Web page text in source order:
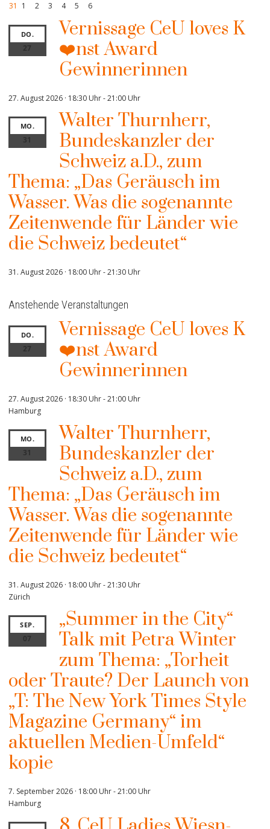
31
1 2 3 4 5 6
DO.
27
Vernissage CeU loves K
❤️nst Award
Gewinnerinnen
27. August 2026 · 18:30 Uhr-21:00 Uhr
MO.
31
Walter Thurnherr,
Bundeskanzler der
Schweiz a.D., zum
Thema: „Das Geräusch im
Wasser. Was die sogenannte
Zeitenwende für Länder wie
die Schweiz bedeutet“
31. August 2026 · 18:00 Uhr-21:30 Uhr
Anstehende Veranstaltungen
DO.
27
Vernissage CeU loves K
❤️nst Award
Gewinnerinnen
27. August 2026 · 18:30 Uhr-21:00 Uhr
Hamburg
MO.
31
Walter Thurnherr,
Bundeskanzler der
Schweiz a.D., zum
Thema: „Das Geräusch im
Wasser. Was die sogenannte
Zeitenwende für Länder wie
die Schweiz bedeutet“
31. August 2026 · 18:00 Uhr-21:30 Uhr
Zürich
SEP.
07
„Summer in the City“
Talk mit Petra Winter
zum Thema: „Torheit
oder Traute? Der Launch von
„T: The New York Times Style
Magazine Germany“ im
aktuellen Medien-Umfeld“
kopie
7. September 2026 · 18:00 Uhr-21:00 Uhr
Hamburg